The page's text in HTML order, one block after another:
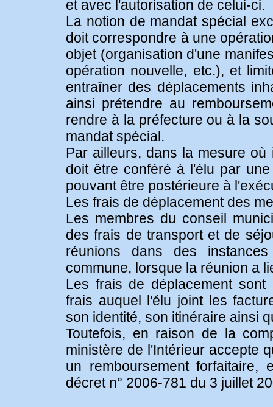
et avec l'autorisation de celui-ci.
La notion de mandat spécial
doit correspondre à une
objet (organisation d'une
opération nouvelle, etc.), et
entraîner des déplacements
ainsi prétendre au
rendre à la préfecture ou à la
mandat spécial.
Par ailleurs, dans la mesure
doit être conféré à l'élu par
pouvant être postérieure à
Les frais de déplacement des
Les membres du conseil
des frais de transport et de
réunions dans des
commune, lorsque la réunion a
Les frais de déplacement
frais auquel l'élu joint les
son identité, son itinéraire ainsi
Toutefois, en raison de la
ministère de l'Intérieur accepte
un remboursement
décret n° 2006-781 du 3 juillet